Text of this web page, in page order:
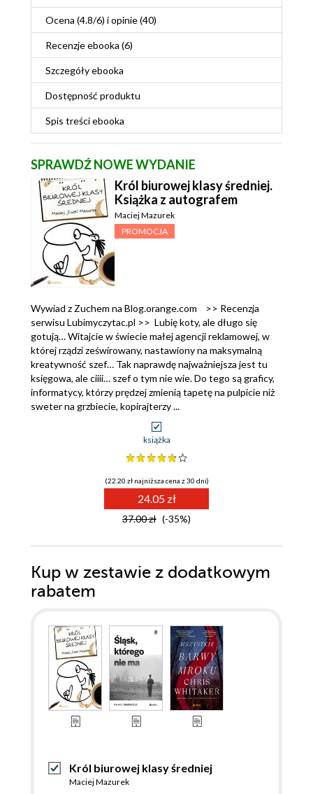
Ocena (4.8/6) i opinie (40)
Recenzjeebooka (6)
Szczegółyebooka
Dostępność produktu
Spis treściebooka
SPRAWDŹ NOWE WYDANIE
Król biurowej klasy średniej.
Książka z autografem
Maciej Mazurek
PROMOCJA
książka
(22.20 zł najniższa cena z 30 dni)
24.05 zł
37.00 zł (-35%)
Wywiad z Zuchem na Blog.orange.com >> Recenzja
serwisu Lubimyczytac.pl >> Lubię koty, ale długo się
gotują… Witajcie w świecie małej agencji reklamowej, w
której rządzi ześwirowany, nastawiony na maksymalną
kreatywność szef… Tak naprawdę najważniejsza jest tu
księgowa, ale ciiii… szef o tym nie wie. Do tego są graficy,
informatycy, którzy prędzej zmienią tapetę na pulpicie niż
sweter na grzbiecie, kopirajterzy ...
Kup w zestawie z dodatkowym
rabatem
Król biurowej klasy średniej
Maciej Mazurek